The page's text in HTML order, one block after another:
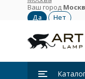
Ваш город